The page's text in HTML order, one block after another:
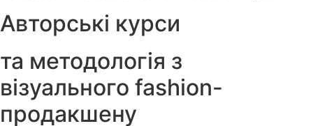
Авторські курси
та методологія з
візуального fashion-
продакшену